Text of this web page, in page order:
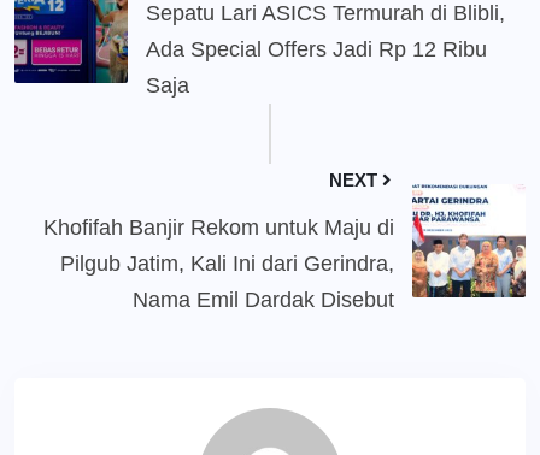
Sepatu Lari ASICS Termurah di Blibli,
Ada Special Offers Jadi Rp 12 Ribu
Saja
NEXT
Khofifah Banjir Rekom untuk Maju di
Pilgub Jatim, Kali Ini dari Gerindra,
Nama Emil Dardak Disebut